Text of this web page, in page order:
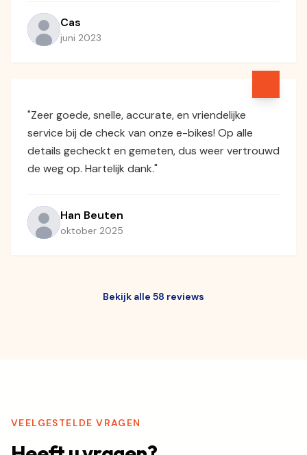
Cas
juni 2023
"Zeer goede, snelle, accurate, en vriendelijke
service bij de check van onze e-bikes! Op alle
details gecheckt en gemeten, dus weer vertrouwd
de weg op. Hartelijk dank."
Han Beuten
oktober 2025
Bekijk alle 58 reviews
VEELGESTELDE VRAGEN